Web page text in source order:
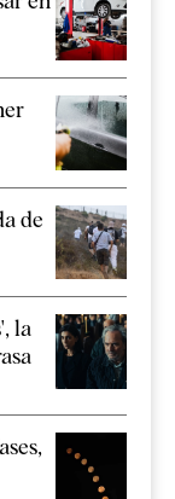
de
la